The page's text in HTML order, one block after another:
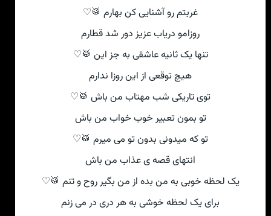
غربتم رو آشنایی کن بهارم 🥁♡
روزامو دریاب عزیز دور شد قطارم
تنها یک ثانیه عاشقی به جز این 🥁♡
هیچ توقعی از این روزا ندارم
توی تاریکی شب مهتاب من باش 🥁♡
تو بمون تعبیر خوب خواب من باش
تو که میدونی بدون تو می میرم 🥁♡
انتهای قصه ی عذاب من باش
یک لحظه خوبی به من بده از من بگیر روح و تنم 🥁♡
برای یک لحظه خوشی به هر دری در می زنم